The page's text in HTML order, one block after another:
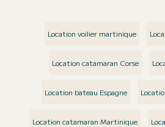
Location voilier martinique
Location catamaran Corse
Location bateau Espagne
Location catamaran Martinique